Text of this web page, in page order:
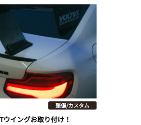
整備/カスタム
ウイングお取り付け！